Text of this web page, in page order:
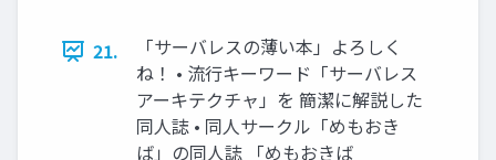
21.
「サーバレスの薄い本」よろしく
ね！ • 流行キーワード「サーバレス
アーキテクチャ」を 簡潔に解説した
同人誌 • 同人サークル「めもおき
ば」の同人誌 「めもおきば